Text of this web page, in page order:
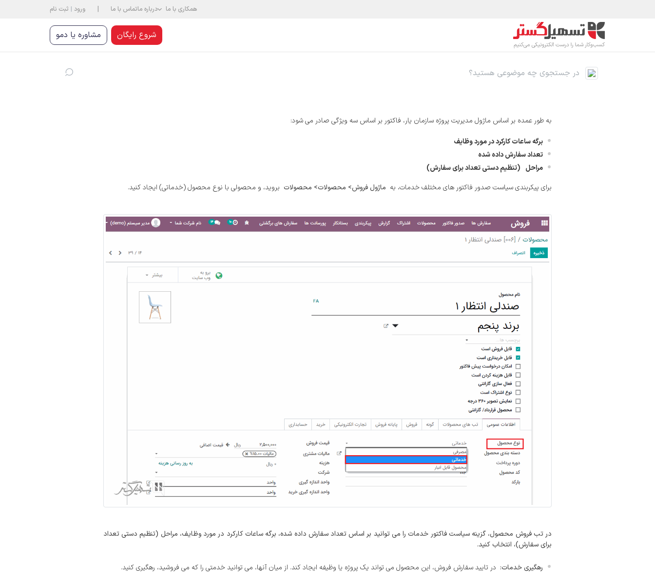
همکاری با ما درباره ماتماس با ما | ورود | ثبت نام
شروع رایگان مشاوره یا دمو
به طور عمده بر اساس ماژول مدیریت پروژه سازمان یار، فاکتور بر اساس سه ویژگی صادر می شود:
برگه ساعات کارکرد در مورد وظایف
تعداد سفارش داده شده
مراحل (تنظیم دستی تعداد برای سفارش)
برای پیکربندی سیاست صدور فاکتور های مختلف خدمات، به ماژول فروش> محصولات> محصولات بروید، و محصولی با نوع محصول (خدماتی) ایجاد کنید.
در تب فروش محصول، گزینه سیاست فاکتور خدمات را می توانید بر اساس تعداد سفارش داده شده، برگه ساعات کارکرد در مورد وظایف، مراحل (تنظیم دستی تعداد
برای سفارش)، انتخاب کنید.
رهگیری خدمات: در تایید سفارش فروش، این محصول می تواند یک پروژه یا وظیفه ایجاد کند. از میان آنها، می توانید خدمتی را که می فروشید، رهگیری کنید.